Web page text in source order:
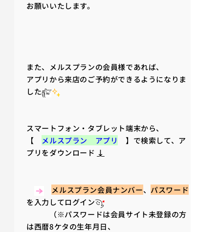
お願いいたします。
また、メルスプランの会員様であれば、
アプリから来店のご予約ができるようになりま
した
スマートフォン・タブレット端末から、
【 メルスプラン アプリ
】で検索して、ア
プリをダウンロード ↓
メルスプラン会員ナンバー、 パスワード
を入力してログイン
（※パスワードは会員サイト未登録の方
は西暦8ケタの生年月日、